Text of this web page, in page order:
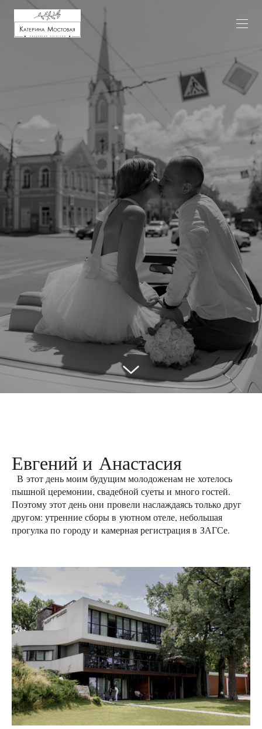
Евгений и Анастасия
В этот день моим будущим молодоженам не хотелось
пышной церемонии, свадебной суеты и много гостей.
Поэтому этот день они провели наслаждаясь только друг
другом: утренние сборы в уютном отеле, небольшая
прогулка по городу и камерная регистрация в ЗАГСе.